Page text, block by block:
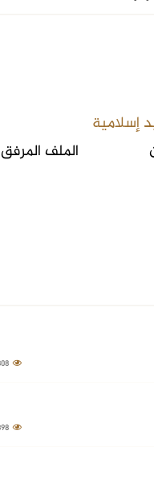
إسلامية
الملف المرفق
149808
145898